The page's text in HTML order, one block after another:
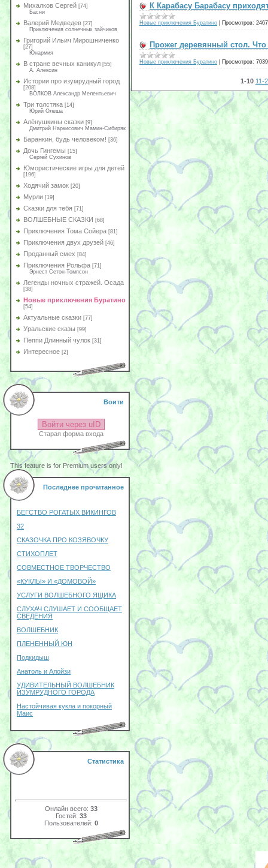
Михалков Сергей [74]
Басни
Валерий Медведев [27]
Приключения солнечных зайчиков
Григорий Ильич Мирошниченко
[27]
Юнармия
В стране вечных каникул [55]
А. Алексин
Истории про изумрудный город
[208]
ВОЛКОВ Александр Мелентьевич
Три толстяка [14]
Юрий Олеша
Алёнушкины сказки [9]
Дмитрий Наркисович Мамин-Сибиряк
Баранкин, будь человеком! [36]
Дочь Гингемы [15]
Сергей Сухинов
Юмористические игры для детей
[196]
Ходячий замок [20]
Мурли [19]
Сказки для тебя [71]
ВОЛШЕБНЫЕ СКАЗКИ [68]
Приключения Тома Сойера [81]
Приключения двух друзей [46]
Проданный смех [84]
Приключения Рольфа [71]
Эрнест Сетон-Томпсон
Легенды ночных стражей. Осада
[38]
Новые приключения Буратино
[54]
Актуальные сказки [77]
Уральские сказы [99]
Пеппи Длинный чулок [31]
Интересное [2]
Воити
Войти через uID
Старая форма входа
This feature is for Premium users only!
Последнее прочитанное
БЕГСТВО РОГАТЫХ ВИКИНГОВ
32
СКАЗОЧКА ПРО КОЗЯВОЧКУ
СТИХОПЛЕТ
СОВМЕСТНОЕ ТВОРЧЕСТВО
«КУКЛЫ» И «ДОМОВОЙ»
УСЛУГИ ВОЛШЕБНОГО ЯЩИКА
СЛУХАЧ СЛУШАЕТ И СООБЩАЕТ
СВЕДЕНИЯ
ВОЛШЕБНИК
ПЛЕНЕННЫЙ ЮН
Подкидыш
Анатоль и Алойзи
УДИВИТЕЛЬНЫЙ ВОЛШЕБНИК
ИЗУМРУДНОГО ГОРОДА
Настойчивая кукла и покорный
Маис
Статистика
Онлайн всего: 33
Гостей: 33
Пользователей: 0
К Карабасу Барабасу
Новые приключения Буратино Просмотров: 2467
Прожег деревянный стол. Что
Новые приключения Буратино Просмотров: 7039
1-10 11-